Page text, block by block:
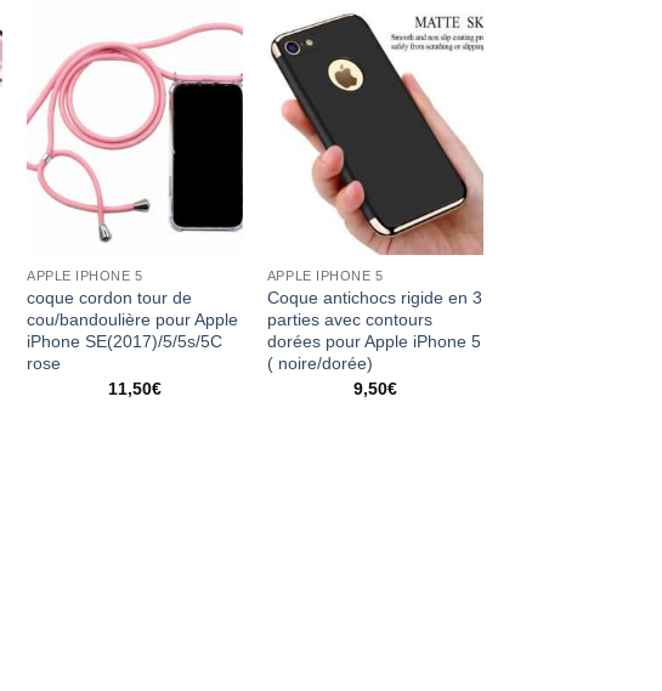
APPLE IPHONE 5
coque cordon tour de
cou/bandoulière pour Apple
iPhone SE(2017)/5/5s/5C
rose
11,50€
APPLE IPHONE 5
Coque antichocs rigide en 3
parties avec contours
dorées pour Apple iPhone 5
( noire/dorée)
9,50€